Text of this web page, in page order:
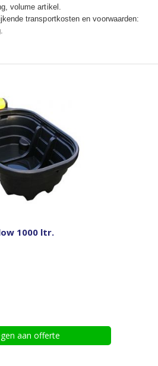
volume artikel.
transportkosten en voorwaarden:
1000 ltr.
aan offerte